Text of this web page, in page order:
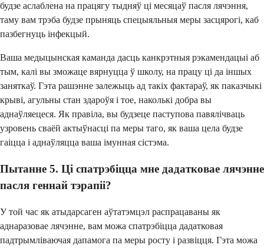
будзе аслаблена на працягу тыдняў ці месяцаў пасля лячэння,
таму вам трэба будзе прыняць спецыяльныя меры засцярогі, каб
пазбегнуць інфекцый.
Ваша медыцынская каманда дасць канкрэтныя рэкамендацыі аб
тым, калі вы зможаце вярнуцца ў школу, на працу ці да іншых
заняткаў. Гэта рашэнне залежыць ад такіх фактараў, як паказчыкі
крыві, агульны стан здароўя і тое, наколькі добра вы
аднаўляецеся. Як правіла, вы будзеце паступова павялічваць
узровень сваёй актыўнасці па меры таго, як ваша цела будзе
гаіцца і аднаўляцца ваша імунная сістэма.
Пытанне 5. Ці спатрэбіцца мне дадатковае лячэнне
пасля геннай тэрапіі?
У той час як атыдарсаген аўтатэмцэл распрацаваны як
аднаразовае лячэнне, вам можа спатрэбіцца дадатковая
падтрымліваючая дапамога па меры росту і развіцця. Гэта можа